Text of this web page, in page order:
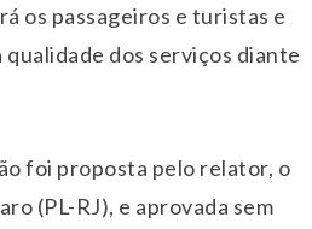
os passageiros e turistas e
dos serviços diante
foi proposta pelo relator, o
(PL-RJ), e aprovada sem